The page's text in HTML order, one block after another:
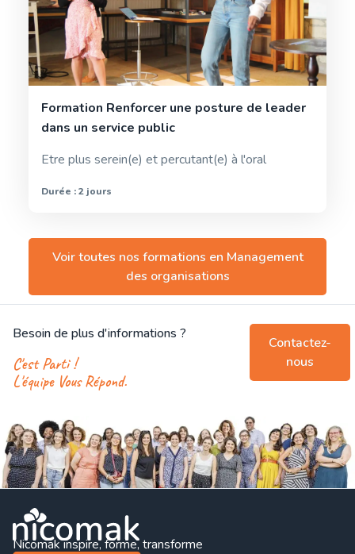
Formation Renforcer une posture de leader
dans un service public
Etre plus serein(e) et percutant(e) à l'oral
Durée : 2 jours
Voir toutes nos formations en Management
des organisations
Besoin de plus d'informations ?
C'est Parti !
L'équipe Vous Répond.
Contactez-
nous
Nicomak inspire, forme, transforme